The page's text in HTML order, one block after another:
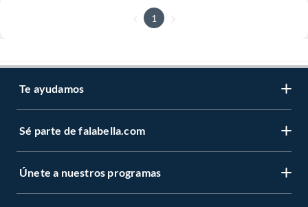
1
Te ayudamos
Sé parte de falabella.com
Únete a nuestros programas